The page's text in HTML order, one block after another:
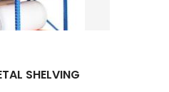
SHELVING